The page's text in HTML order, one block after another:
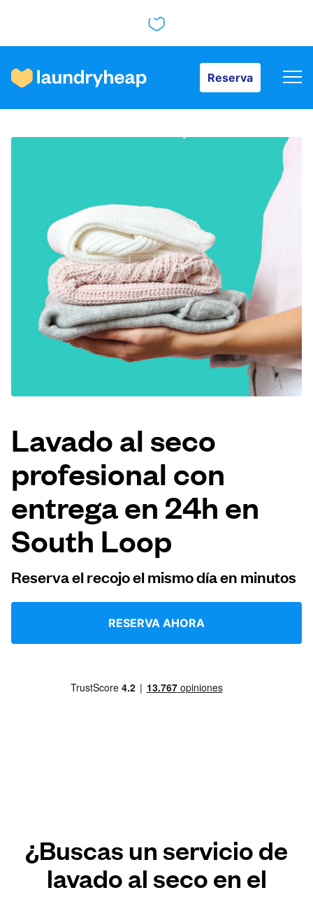
Reserva
Cómo funciona
Quiénes somos
Para las empresas
Iniciar sesión
Síguenos en
United States ES
Lavado al seco
profesional con
entrega en 24h en
South Loop
Reserva el recojo el mismo día en minutos
RESERVA AHORA
¿Buscas un servicio de
lavado al seco en el